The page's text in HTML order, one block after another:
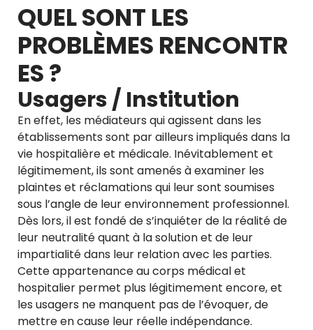
QUEL SONT LES
PROBLÈMES RENCONTR
ES ?
Usagers / Institution
En effet, les médiateurs qui agissent dans les
établissements sont par ailleurs impliqués dans la
vie hospitalière et médicale. Inévitablement et
légitimement, ils sont amenés à examiner les
plaintes et réclamations qui leur sont soumises
sous l’angle de leur environnement professionnel.
Dès lors, il est fondé de s’inquiéter de la réalité de
leur neutralité quant à la solution et de leur
impartialité dans leur relation avec les parties.
Cette appartenance au corps médical et
hospitalier permet plus légitimement encore, et
les usagers ne manquent pas de l’évoquer, de
mettre en cause leur réelle indépendance.